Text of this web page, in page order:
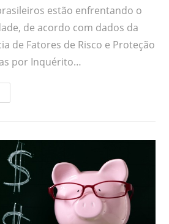
estão enfrentando o
de acordo com dados da
de Fatores de Risco e Proteção
por Inquérito…